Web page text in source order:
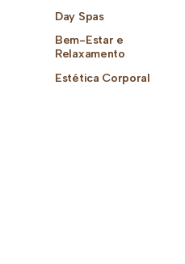
Day Spas
Bem-Estar e
Relaxamento
Estética Corporal